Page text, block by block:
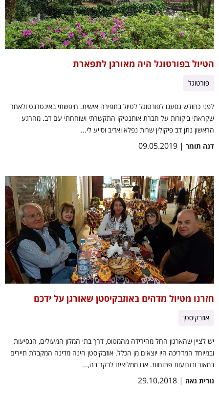
הטיול בפורטוגל היה מאורגן לתפארת
פורטוגל
לפני כחודש נסענו לפורטוגל לטיול בתפירה אישית. חיפשתי באינטרנט ולאחר
שקראתי ביקורות על חברת אותנטיקו התקשרתי ושוחחתי עם דב. מהרגע
הראשון נתן דב פיקולין שרות נפלא ואדיב וסייע לי...
דנה תומר | 09.05.2019
חזרנו מטיול מדהים באוזבקיסטן שאורגן על ידכם
אוזבקיסטן
יש לציין שהארגון החל מהירידה מהמטוס, דרך בתי המלון המעולים, הנסיעות
ובמיוחד המדריכה היו יוצאים מן הכלל. אוזבקיסטן הינה מדינה המקבלת תיירים
במאור ובזרועות פתוחות. אנו ממליצים לבקר בה,...
נורית נאה | 29.10.2018